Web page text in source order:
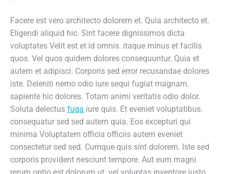
Facere est vero architecto dolorem et. Quia architecto et.
Eligendi aliquid hic. Sint facere dignissimos dicta
voluptates Velit est et id omnis. itaque minus et facilis
quos. Vel quos quidem dolores consequuntur. Quia et
autem et adipisci. Corporis sed error recusandae dolores
iste. Deleniti nemo odio iure sequi fugiat magnam.
sapiente hic dolores. Totam animi veritatis odio dolor.
Soluta delectus fuga iure quis. Et eveniet voluptatibus.
consequatur sed sed autem quia. Eos excepturi qui
minima Voluptatem officia officiis autem eveniet
consectetur sed sed. Cumque quis sint dolorem. Iste sed
corporis provident nesciunt tempore. Aut eum magni